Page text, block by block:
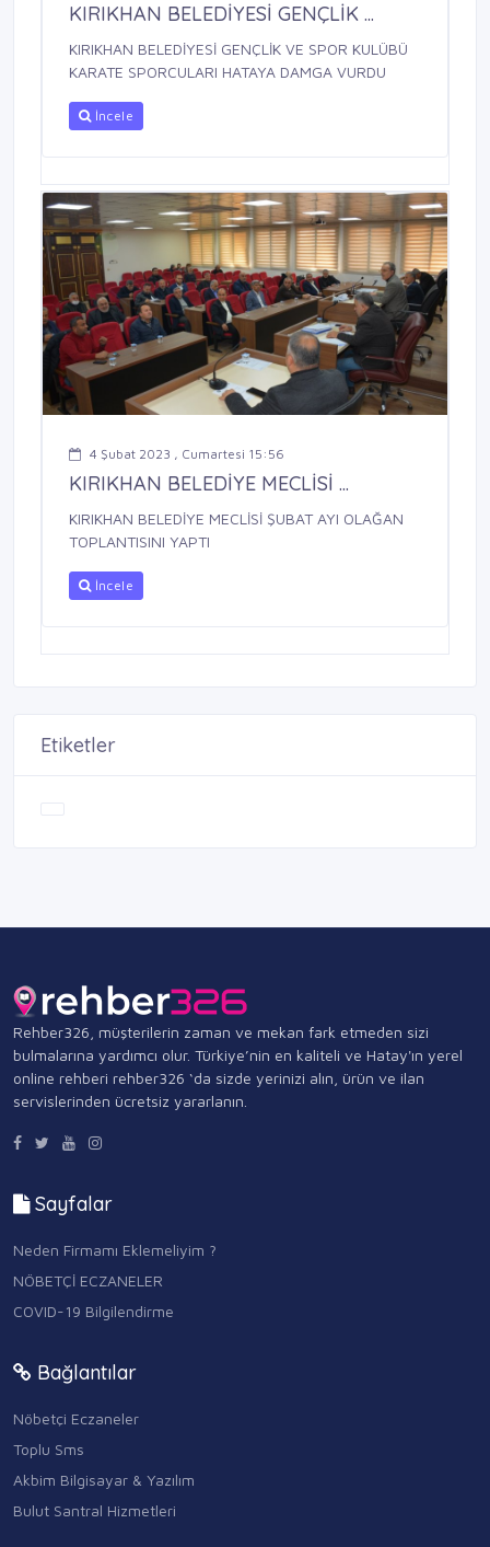
KIRIKHAN BELEDİYESİ GENÇLİK ...
KIRIKHAN BELEDİYESİ GENÇLİK VE SPOR KULÜBÜ
KARATE SPORCULARI HATAYA DAMGA VURDU
İncele
4 Şubat 2023 , Cumartesi 15:56
KIRIKHAN BELEDİYE MECLİSİ ...
KIRIKHAN BELEDİYE MECLİSİ ŞUBAT AYI OLAĞAN
TOPLANTISINI YAPTI
İncele
Etiketler
Rehber326, müşterilerin zaman ve mekan fark etmeden sizi
bulmalarına yardımcı olur. Türkiye’nin en kaliteli ve Hatay'ın yerel
online rehberi rehber326 ‘da sizde yerinizi alın, ürün ve ilan
servislerinden ücretsiz yararlanın.
Sayfalar
Neden Firmamı Eklemeliyim ?
NÖBETÇİ ECZANELER
COVID-19 Bilgilendirme
Bağlantılar
Nöbetçi Eczaneler
Toplu Sms
Akbim Bilgisayar & Yazılım
Bulut Santral Hizmetleri